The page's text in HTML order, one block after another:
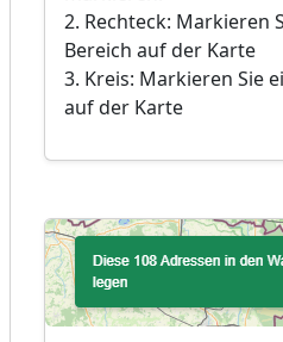
2. Rechteck: Markieren
Bereich auf der Karte
3. Kreis: Markieren Sie
auf der Karte